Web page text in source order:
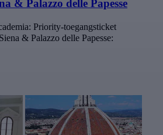
& Palazzo delle Papesse
Priority-toegangsticket
& Palazzo delle Papesse: